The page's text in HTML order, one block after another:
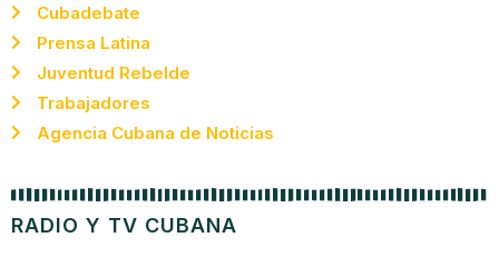
Cubadebate
Prensa Latina
Juventud Rebelde
Trabajadores
Agencia Cubana de Noticias
RADIO Y TV CUBANA